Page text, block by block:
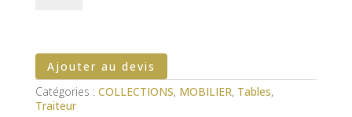
Ajouter au devis
Catégories : COLLECTIONS, MOBILIER, Tables,
Traiteur